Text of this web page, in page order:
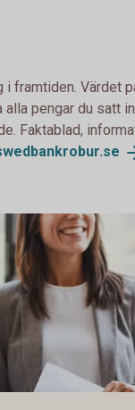
framtiden. Värdet
pengar du satt
Faktablad,
se